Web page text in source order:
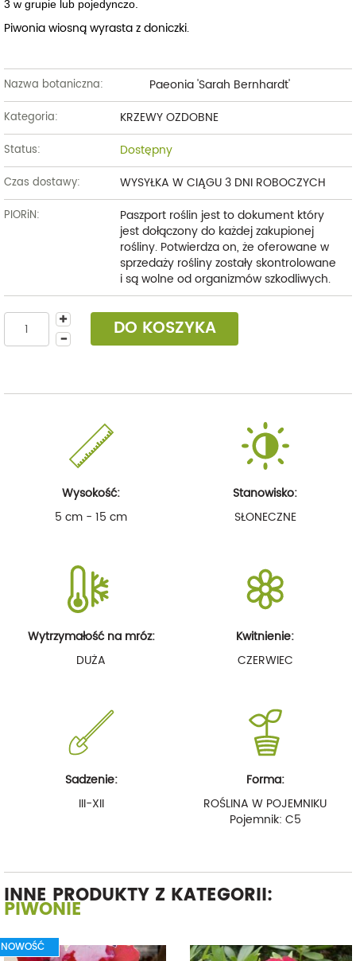
3 w grupie lub pojedynczo.
Piwonia wiosną wyrasta z doniczki.
Nazwa botaniczna: Paeonia 'Sarah Bernhardt'
Kategoria: KRZEWY OZDOBNE
Status: Dostępny
Czas dostawy: WYSYŁKA W CIĄGU 3 DNI ROBOCZYCH
PIORiN:
Paszport roślin jest to dokument który
jest dołączony do każdej zakupionej
rośliny. Potwierdza on, że oferowane w
sprzedaży rośliny zostały skontrolowane
i są wolne od organizmów szkodliwych.
DO KOSZYKA
Wysokość:
5 cm - 15 cm
Stanowisko:
SŁONECZNE
Wytrzymałość na mróz:
DUŻA
Kwitnienie:
CZERWIEC
Sadzenie:
III-XII
Forma:
ROŚLINA W POJEMNIKU
Pojemnik: C5
INNE PRODUKTY Z KATEGORII:
PIWONIE
NOWOŚĆ